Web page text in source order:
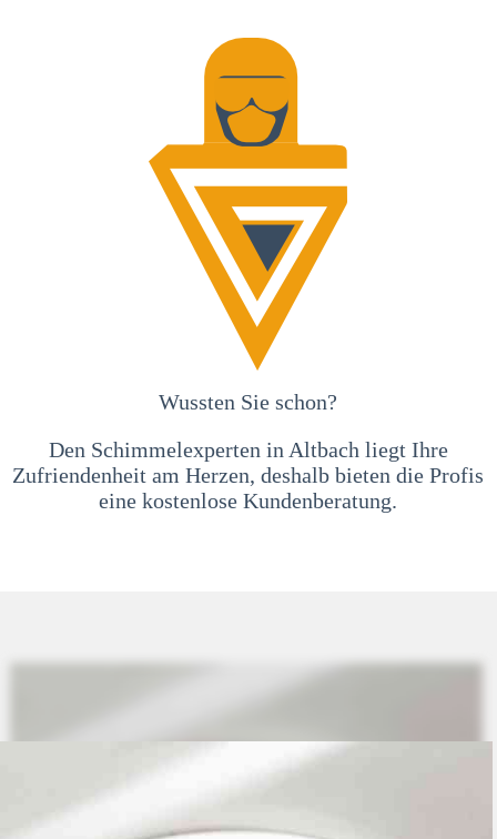
Wussten Sie schon?
Den Schimmelexperten in Altbach liegt Ihre
Zufriendenheit am Herzen, deshalb bieten die Profis
eine kostenlose Kundenberatung.